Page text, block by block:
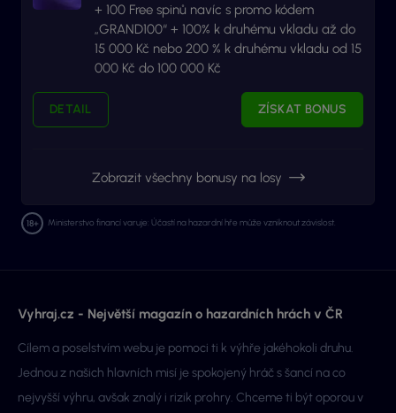
+ 100 Free spinů navíc s promo kódem
„GRAND100“ + 100% k druhému vkladu až do
15 000 Kč nebo 200 % k druhému vkladu od 15
000 Kč do 100 000 Kč
DETAIL ZÍSKAT BONUS
Zobrazit všechny bonusy na losy
Ministerstvo financí varuje: Účastí na hazardní hře může vzniknout závislost.
Vyhraj.cz - Největší magazín o hazardních hrách v ČR
Cílem a poselstvím webu je pomoci ti k výhře jakéhokoli druhu.
Jednou z našich hlavních misí je spokojený hráč s šancí na co
nejvyšší výhru, avšak znalý i rizik prohry. Chceme ti být oporou v